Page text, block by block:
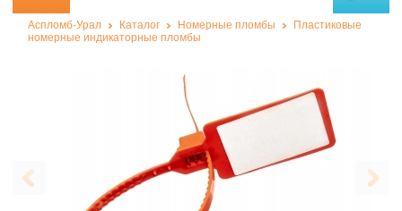
Аспломб-Урал Каталог Номерные пломбы
Пластиковые
номерные индикаторные пломбы